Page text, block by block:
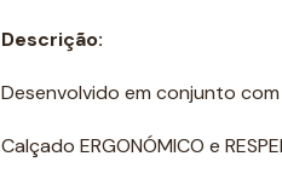
Descrição:
Desenvolvido em conjunto
Calçado ERGONÓMICO e